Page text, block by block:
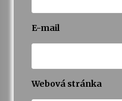
E-mail
Webová stránka